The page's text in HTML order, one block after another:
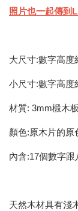
照片也一起傳到
大尺寸:數字高
小尺寸:數字高
材質: 3mm椴木
顏色:原木片的原
內含:17個數字
天然木材具有淺